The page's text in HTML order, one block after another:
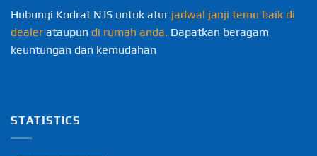
Hubungi Kodrat NJS untuk atur jadwal janji temu baik di
dealer ataupun di rumah anda. Dapatkan beragam
keuntungan dan kemudahan
STATISTICS